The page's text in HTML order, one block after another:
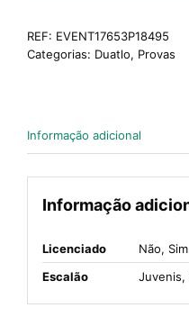
REF: EVENT17653P18495
Categorias: Duatlo, Provas
Informação adicional
Informação
Licenciado
Não, Sim
Escalão
Juvenis,